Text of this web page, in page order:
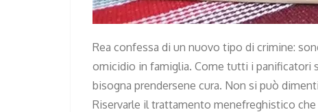
Rea confessa di un nuovo tipo di crimine:
omicidio in famiglia. Come tutti i panificatori
bisogna prendersene cura. Non si può
Riservarle il trattamento menefreghistico